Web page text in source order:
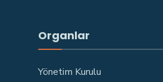
Organlar
Yönetim Kurulu